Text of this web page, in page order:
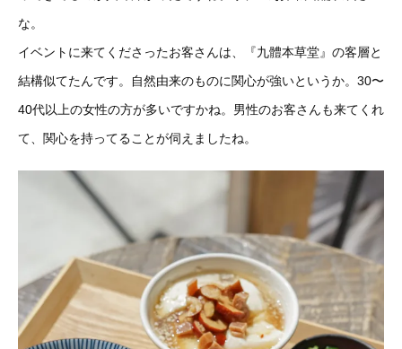
な。
イベントに来てくださったお客さんは、『九體本草堂』の客層と
結構似てたんです。自然由来のものに関心が強いというか。30〜
40代以上の女性の方が多いですかね。男性のお客さんも来てくれ
て、関心を持ってることが伺えましたね。